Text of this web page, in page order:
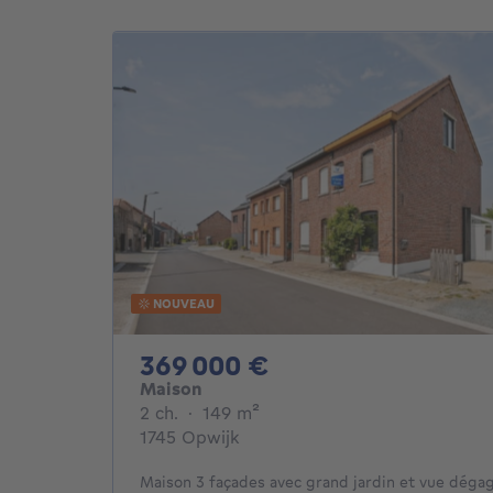
NOUVEAU
369 000 €
Maison
2 ch. 2 chambres
· 149 m²
1745 Opwijk
Maison 3 façades avec grand jardin et vue